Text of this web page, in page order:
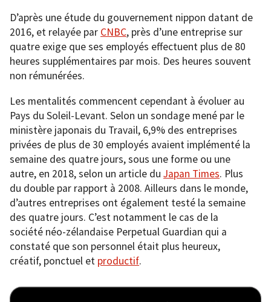
D’après une étude du gouvernement nippon datant de
2016, et relayée par CNBC, près d’une entreprise sur
quatre exige que ses employés effectuent plus de 80
heures supplémentaires par mois. Des heures souvent
non rémunérées.
Les mentalités commencent cependant à évoluer au
Pays du Soleil-Levant. Selon un sondage mené par le
ministère japonais du Travail, 6,9% des entreprises
privées de plus de 30 employés avaient implémenté la
semaine des quatre jours, sous une forme ou une
autre, en 2018, selon un article du Japan Times. Plus
du double par rapport à 2008. Ailleurs dans le monde,
d’autres entreprises ont également testé la semaine
des quatre jours. C’est notamment le cas de la
société néo-zélandaise Perpetual Guardian qui a
constaté que son personnel était plus heureux,
créatif, ponctuel et productif.